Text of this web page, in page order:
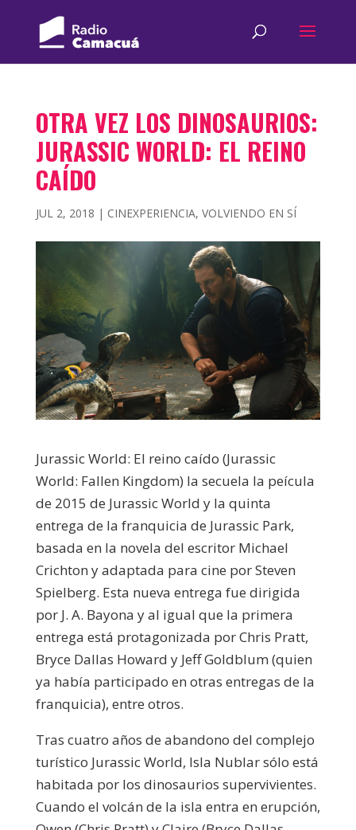
OTRA VEZ LOS DINOSAURIOS:
JURASSIC WORLD: EL REINO
CAÍDO
JUL 2, 2018 | CINEXPERIENCIA, VOLVIENDO EN SÍ
Jurassic World: El reino caído (Jurassic
World: Fallen Kingdom) la secuela la peícula
de 2015 de Jurassic World y la quinta
entrega de la franquicia de Jurassic Park,
basada en la novela del escritor Michael
Crichton y adaptada para cine por Steven
Spielberg. Esta nueva entrega fue dirigida
por J. A. Bayona y al igual que la primera
entrega está protagonizada por Chris Pratt,
Bryce Dallas Howard y Jeff Goldblum (quien
ya había participado en otras entregas de la
franquicia), entre otros.
Tras cuatro años de abandono del complejo
turístico Jurassic World, Isla Nublar sólo está
habitada por los dinosaurios supervivientes.
Cuando el volcán de la isla entra en erupción,